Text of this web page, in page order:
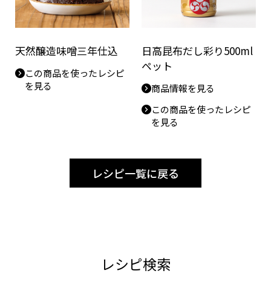
天然醸造味噌三年仕込
この商品を使ったレシピ
を見る
日高昆布だし彩り500ml
ペット
商品情報を見る
この商品を使ったレシピ
を見る
レシピ一覧に戻る
レシピ検索